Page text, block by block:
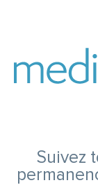
Suivez